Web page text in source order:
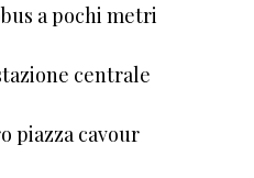
a pochi metri
centrale
piazza cavour